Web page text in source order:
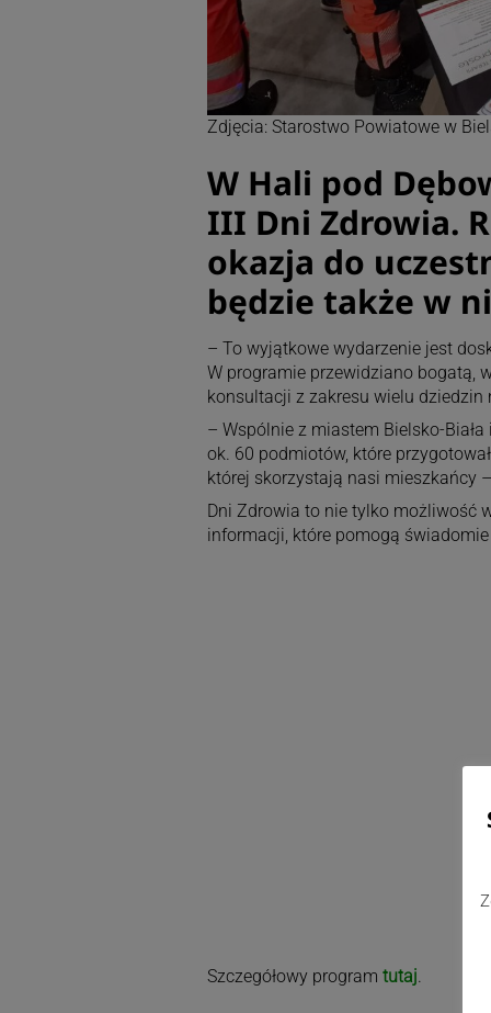
Zdjęcia: Starostwo Powiatowe w
W Hali pod
III Dni Zdrowia.
okazja do
będzie także w
– To wyjątkowe wydarzenie jest
W programie przewidziano bogatą,
konsultacji z zakresu wielu
– Wspólnie z miastem Bielsko-
ok. 60 podmiotów, które
której skorzystają nasi mieszkańcy
Dni Zdrowia to nie tylko możliwość
informacji, które pomogą
Szczegółowy program tutaj.